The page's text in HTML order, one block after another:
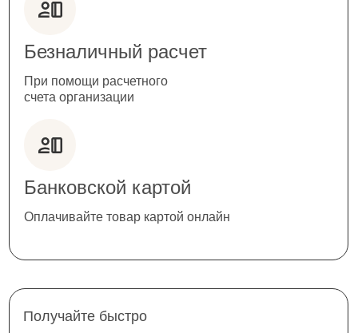
Безналичный расчет
При помощи расчетного
счета организации
Банковской картой
Оплачивайте товар картой онлайн
Получайте быстро